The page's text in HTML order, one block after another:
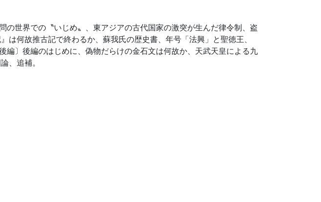
世界での〝いじめ〟、東アジアの古代国家の激突が生んだ律令制、盗
は何故推古記で終わるか、蘇我氏の歴史書、年号「法興」と聖徳王、
編〕後編のはじめに、偽物だらけの金石文は何故か、天武天皇による九
、追補。